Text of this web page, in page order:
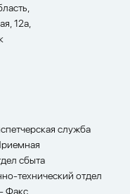
12а,
служба
сбыта
технический отдел